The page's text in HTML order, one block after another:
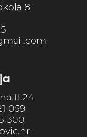
8
II 24
059
300